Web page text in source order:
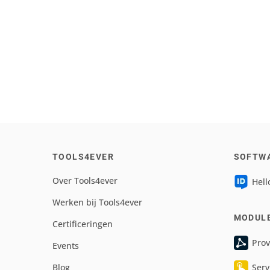
TOOLS4EVER
Over Tools4ever
Werken bij Tools4ever
Certificeringen
Events
Blog